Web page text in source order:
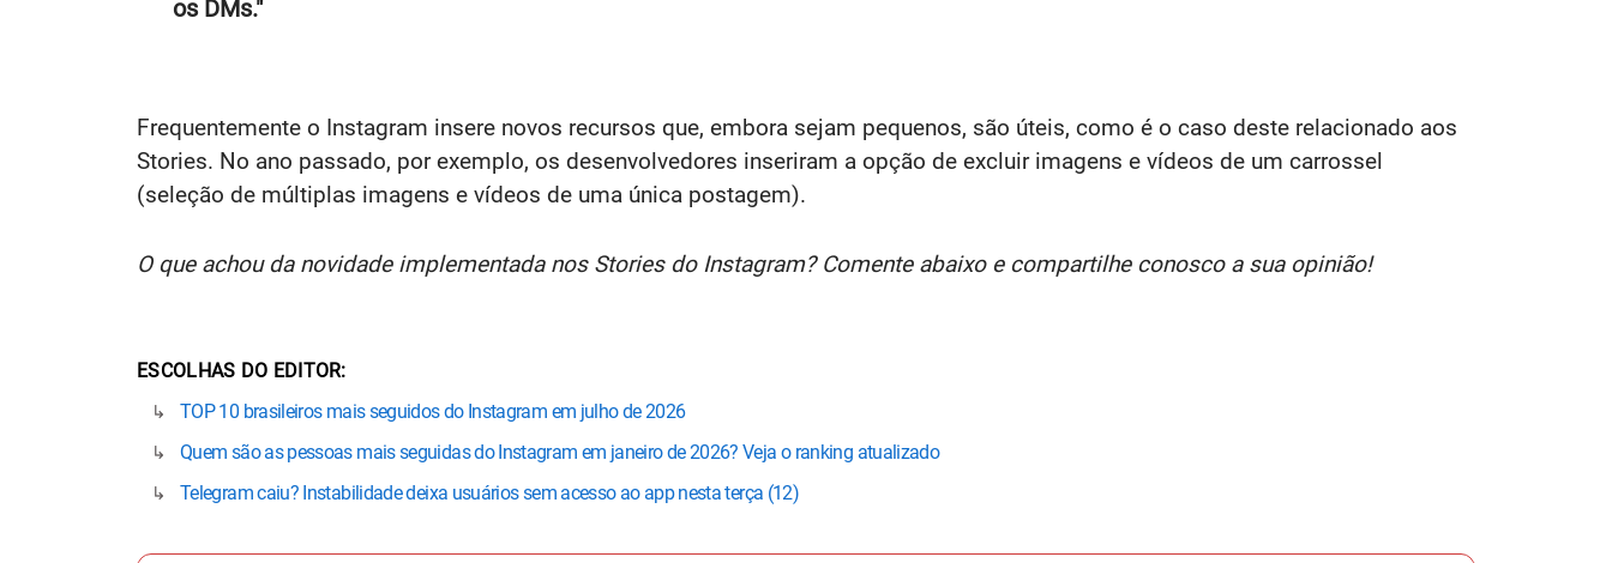
os DMs."
Frequentemente o Instagram insere novos recursos que, embora sejam pequenos, são úteis, como é o caso deste relacionado aos
Stories. No ano passado, por exemplo, os desenvolvedores inseriram a opção de excluir imagens e vídeos de um carrossel
(seleção de múltiplas imagens e vídeos de uma única postagem).
O que achou da novidade implementada nos Stories do Instagram? Comente abaixo e compartilhe conosco a sua opinião!
ESCOLHAS DO EDITOR
TOP 10 brasileiros mais seguidos do Instagram em julho de 2026
Quem são as pessoas mais seguidas do Instagram em janeiro de 2026? Veja o ranking atualizado
Telegram caiu? Instabilidade deixa usuários sem acesso ao app nesta terça (12)